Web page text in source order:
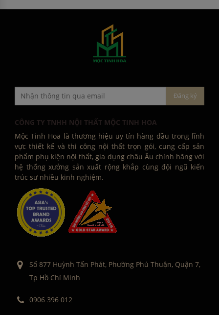
CÔNG TY TNHH NỘI THẤT MỘC TINH HOA
Mộc Tinh Hoa là thương hiệu uy tín hàng đầu trong lĩnh
vực thiết kế và thi công nội thất trọn gói, cung cấp sản
phẩm phụ kiện nội thất, gia dụng châu Âu chính hãng với
hệ thống xưởng sản xuất rộng khắp cùng đội ngũ kiến
trúc sư nhiều kinh nghiệm.
Số 877 Huỳnh Tấn Phát, Phường Phú Thuận, Quận 7,
Tp Hồ Chí Minh
0906 396 012